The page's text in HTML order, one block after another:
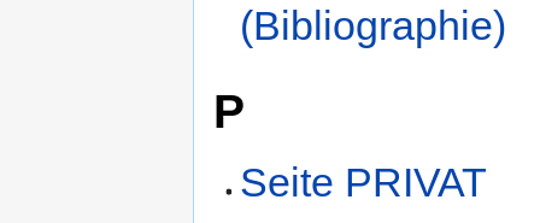
(Bibliographie)
P
Seite PRIVAT